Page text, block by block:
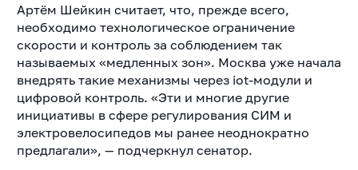
Артём Шейкин считает, что, прежде всего,
необходимо технологическое ограничение
скорости и контроль за соблюдением так
называемых «медленных зон». Москва уже начала
внедрять такие механизмы через iot-модули и
цифровой контроль. «Эти и многие другие
инициативы в сфере регулирования СИМ и
электровелосипедов мы ранее неоднократно
предлагали», — подчеркнул сенатор.